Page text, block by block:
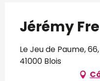
Jérémy
Le Jeu de Paume,
41000 Blois